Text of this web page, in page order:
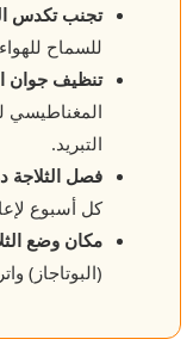
تجنب تكدس
للسماح
تنظيف جوان
المغناطيسي
التبريد.
فصل الثلاجة
كل أسبوع
مكان وضع
(البوتاجاز)